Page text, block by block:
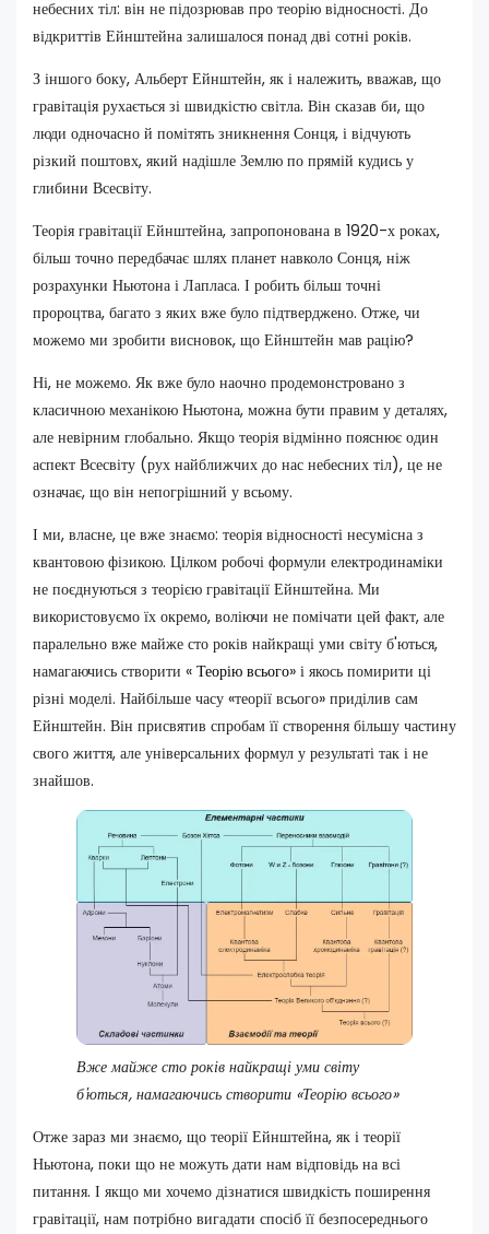
небесних тіл: він не підозрював про теорію відносності. До
відкриттів Ейнштейна залишалося понад дві сотні років.
З іншого боку, Альберт Ейнштейн, як і належить, вважав, що
гравітація рухається зі швидкістю світла. Він сказав би, що
люди одночасно й помітять зникнення Сонця, і відчують
різкий поштовх, який надішле Землю по прямій кудись у
глибини Всесвіту.
Теорія гравітації Ейнштейна, запропонована в 1920-х роках,
більш точно передбачає шлях планет навколо Сонця, ніж
розрахунки Ньютона і Лапласа. І робить більш точні
пророцтва, багато з яких вже було підтверджено. Отже, чи
можемо ми зробити висновок, що Ейнштейн мав рацію?
Ні, не можемо. Як вже було наочно продемонстровано з
класичною механікою Ньютона, можна бути правим у деталях,
але невірним глобально. Якщо теорія відмінно пояснює один
аспект Всесвіту (рух найближчих до нас небесних тіл), це не
означає, що він непогрішний у всьому.
І ми, власне, це вже знаємо: теорія відносності несумісна з
квантовою фізикою. Цілком робочі формули електродинаміки
не поєднуються з теорією гравітації Ейнштейна. Ми
використовуємо їх окремо, воліючи не помічати цей факт, але
паралельно вже майже сто років найкращі уми світу б'ються,
намагаючись створити « Теорію всього» і якось помирити ці
різні моделі. Найбільше часу «теорії всього» приділив сам
Ейнштейн. Він присвятив спробам її створення більшу частину
свого життя, але універсальних формул у результаті так і не
знайшов.
Вже майже сто років найкращі уми світу
б'ються, намагаючись створити «Теорію всього»
Отже зараз ми знаємо, що теорії Ейнштейна, як і теорії
Ньютона, поки що не можуть дати нам відповідь на всі
питання. І якщо ми хочемо дізнатися швидкість поширення
гравітації, нам потрібно вигадати спосіб її безпосереднього